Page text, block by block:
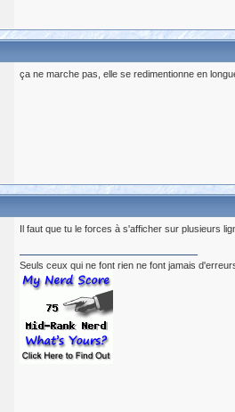
ça ne marche pas, elle se redimentionne en
Il faut que tu le forces à s'afficher sur plusieurs
Seuls ceux qui ne font rien ne font jamais